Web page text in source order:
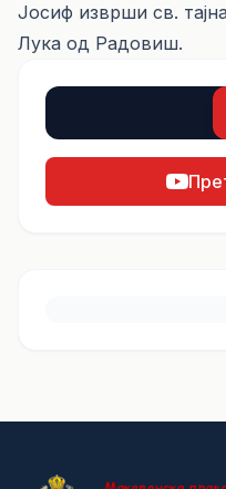
Јосиф изврши св.
Лука од Радовиш.